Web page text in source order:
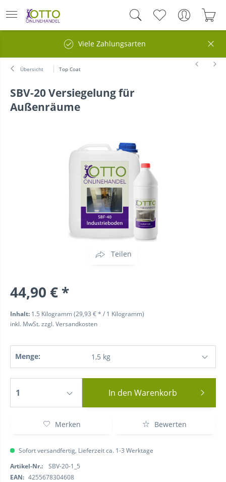
Viele Zahlungsarten
Übersicht Top Coat
SBV-20 Versiegelung für
Außenräume
Teilen
44,90 € *
Inhalt: 1.5 Kilogramm (29,93 € * / 1 Kilogramm)
inkl. MwSt.zzgl. Versandkosten
Menge:
In den Warenkorb
Merken Bewerten
Sofort versandfertig, Lieferzeit ca. 1-3 Werktage
Artikel-Nr.:
SBV-20-1_5
EAN: 4255678304608